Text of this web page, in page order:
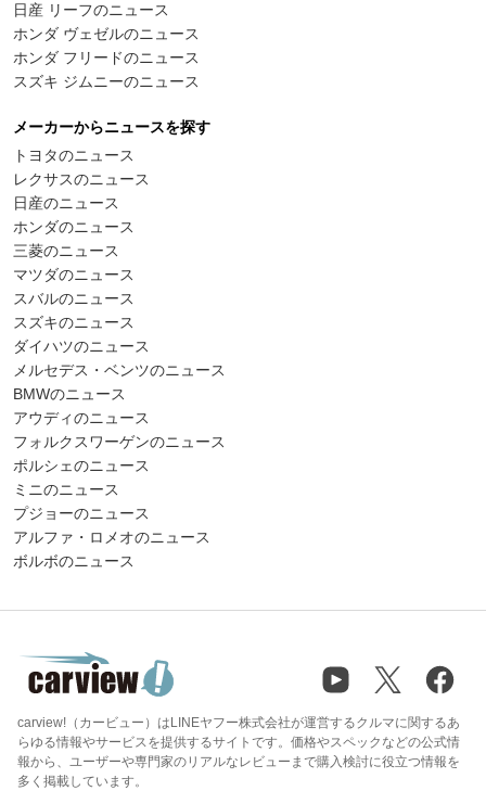
日産 リーフのニュース
ホンダ ヴェゼルのニュース
ホンダ フリードのニュース
スズキ ジムニーのニュース
メーカーからニュースを探す
トヨタのニュース
レクサスのニュース
日産のニュース
ホンダのニュース
三菱のニュース
マツダのニュース
スバルのニュース
スズキのニュース
ダイハツのニュース
メルセデス・ベンツのニュース
BMWのニュース
アウディのニュース
フォルクスワーゲンのニュース
ポルシェのニュース
ミニのニュース
プジョーのニュース
アルファ・ロメオのニュース
ボルボのニュース
carview!（カービュー）はLINEヤフー株式会社が運営するクルマに関するあ
らゆる情報やサービスを提供するサイトです。価格やスペックなどの公式情
報から、ユーザーや専門家のリアルなレビューまで購入検討に役立つ情報を
多く掲載しています。